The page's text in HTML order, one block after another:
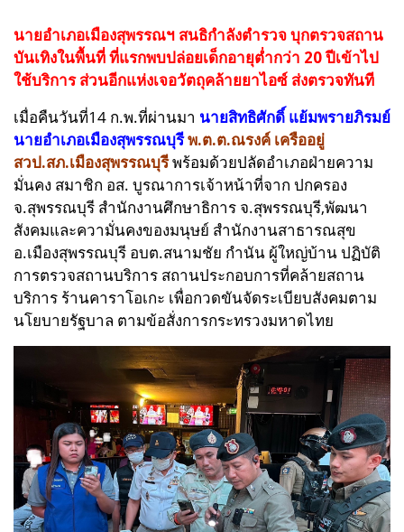
นายอำเภอเมืองสุพรรณฯ สนธิกำลังตำรวจ บุกตรวจสถาน
บันเทิงในพื้นที่ ที่แรกพบปล่อยเด็กอายุต่ำกว่า 20 ปีเข้าไป
ใช้บริการ ส่วนอีกแห่งเจอวัตถุคล้ายยาไอซ์ ส่งตรวจทันที
เมื่อคืนวันที่14 ก.พ.ที่ผ่านมา นายสิทธิศักดิ์ แย้มพรายภิรมย์
นายอำเภอเมืองสุพรรณบุรีพ.ต.ต.ณรงค์ เครืออยู่
สวป.สภ.เมืองสุพรรณบุรีพร้อมด้วยปลัดอำเภอฝ่ายความ
มั่นคง สมาชิก อส. บูรณาการเจ้าหน้าที่จาก ปกครอง
จ.สุพรรณบุรี สำนักงานศึกษาธิการ จ.สุพรรณบุรี,พัฒนา
สังคมและความั่นคงของมนุษย์ สำนักงานสาธารณสุข
อ.เมืองสุพรรณบุรี อบต.สนามชัย กำนัน ผู้ใหญ่บ้าน ปฏิบัติ
การตรวจสถานบริการ สถานประกอบการที่คล้ายสถาน
บริการ ร้านคาราโอเกะ เพื่อกวดขันจัดระเบียบสังคมตาม
นโยบายรัฐบาล ตามข้อสั่งการกระทรวงมหาดไทย